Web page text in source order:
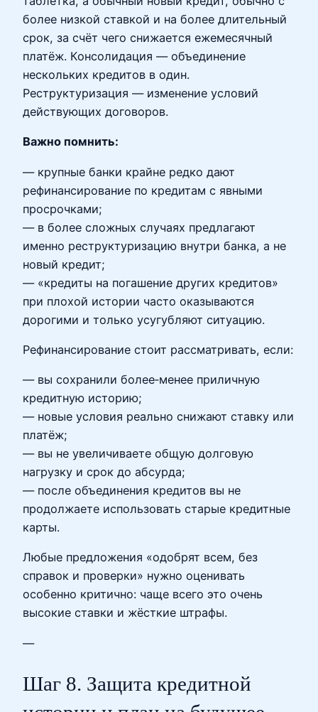
более низкой ставкой и на более длительный
срок, за счёт чего снижается ежемесячный
платёж. Консолидация — объединение
нескольких кредитов в один.
Реструктуризация — изменение условий
действующих договоров.
Важно помнить:
— крупные банки крайне редко дают
рефинансирование по кредитам с явными
просрочками;
— в более сложных случаях предлагают
именно реструктуризацию внутри банка, а не
новый кредит;
— «кредиты на погашение других кредитов»
при плохой истории часто оказываются
дорогими и только усугубляют ситуацию.
Рефинансирование стоит рассматривать, если:
— вы сохранили более‑менее приличную
кредитную историю;
— новые условия реально снижают ставку или
платёж;
— вы не увеличиваете общую долговую
нагрузку и срок до абсурда;
— после объединения кредитов вы не
продолжаете использовать старые кредитные
карты.
Любые предложения «одобрят всем, без
справок и проверки» нужно оценивать
особенно критично: чаще всего это очень
высокие ставки и жёсткие штрафы.
—
Шаг 8. Защита кредитной